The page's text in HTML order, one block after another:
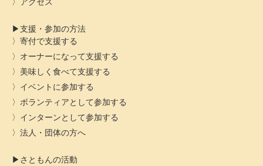
支援・参加の方法
寄付で支援する
オーナーになって支援する
美味しく食べて支援する
イベントに参加する
ボランティアとして参加する
インターンとして参加する
法人・団体の方へ
さともんの活動